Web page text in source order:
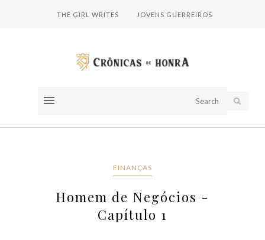
THE GIRL WRITES JOVENS GUERREIROS
FINANÇAS
Homem de Negócios -
Capítulo 1